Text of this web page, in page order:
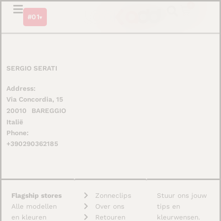
#01▾
SERGIO SERATI
Address:
Via Concordia, 15
20010
BAREGGIO
Italië
Phone:
+390290362185
Flagship stores
Alle modellen
en kleuren
Zonneclips
Over ons
Retouren
Stuur ons jouw
tips en
kleurwensen.